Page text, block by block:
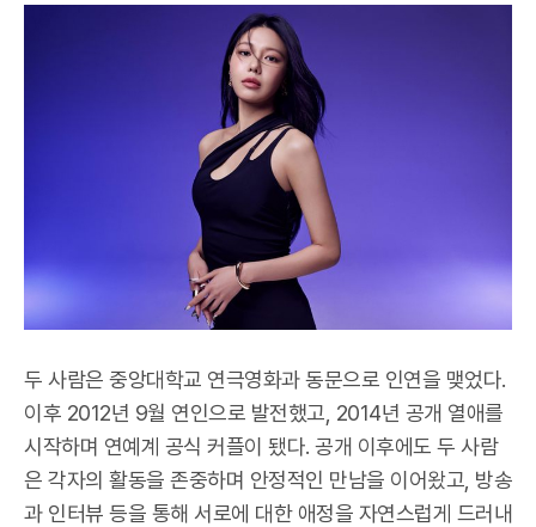
두 사람은 중앙대학교 연극영화과 동문으로 인연을 맺었다.
이후 2012년 9월 연인으로 발전했고, 2014년 공개 열애를
시작하며 연예계 공식 커플이 됐다. 공개 이후에도 두 사람
은 각자의 활동을 존중하며 안정적인 만남을 이어왔고, 방송
과 인터뷰 등을 통해 서로에 대한 애정을 자연스럽게 드러내